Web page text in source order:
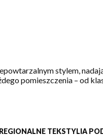
stylem,
pomieszczenia – od
REGIONALNE TEKSTYLIA